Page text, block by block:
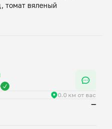
0.0 км от вас
—